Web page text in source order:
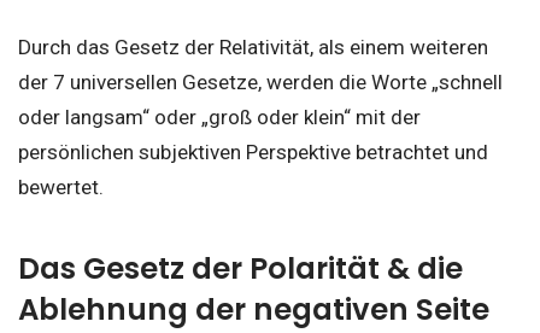
Durch das Gesetz der Relativität, als einem weiteren
der 7 universellen Gesetze, werden die Worte „schnell
oder langsam“ oder „groß oder klein“ mit der
persönlichen subjektiven Perspektive betrachtet und
bewertet.
Das Gesetz der Polarität & die
Ablehnung der negativen Seite